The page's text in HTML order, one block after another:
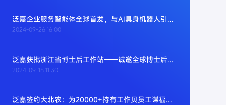
泛嘉企业服务智能体全球首发，与AI具身机器人引领智能化服务新纪元
2024-09-26 16:00
泛嘉获批浙江省博士后工作站——诚邀全球博士后加入
2024-09-18 11:30
泛嘉签约大北农：为20000+持有工作贝员工谋福利，为企业增动力